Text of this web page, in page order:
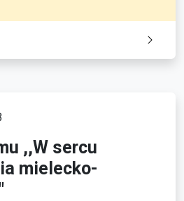
,,W sercu
mielecko-